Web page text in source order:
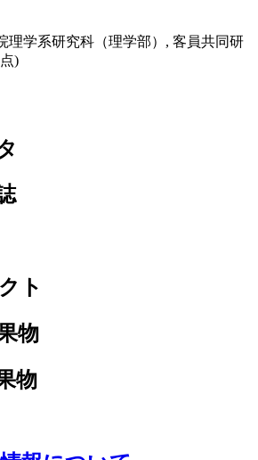
理学系研究科（理学部）, 客員共同研
)
ト
物
物